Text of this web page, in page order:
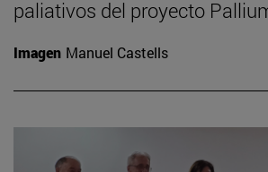
paliativos del proyecto
Imagen Manuel Castells